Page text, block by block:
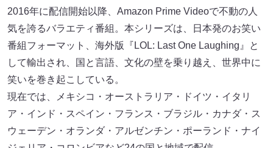
2016年に配信開始以降、Amazon Prime Videoで不動の人
気を誇るバラエティ番組。本シリーズは、日本発のお笑い
番組フォーマット、海外版『LOL: Last One Laughing』と
して輸出され、国と言語、文化の壁を乗り越え、世界中に
笑いを巻き起こしている。
現在では、メキシコ・オーストラリア・ドイツ・イタリ
ア・インド・スペイン・フランス・ブラジル・カナダ・ス
ウェーデン・オランダ・アルゼンチン・ポーランド・ナイ